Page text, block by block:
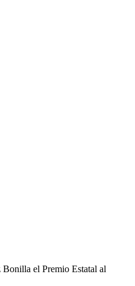
Bonilla el Premio Estatal al